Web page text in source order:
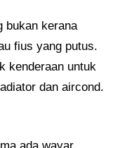
bukan kerana
fius yang putus.
kenderaan untuk
dan aircond.